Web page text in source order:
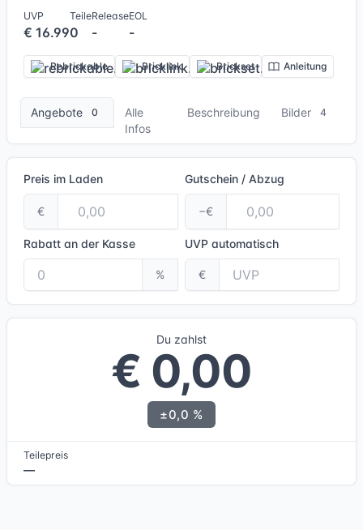
UVP
€ 16.99
Teile
0
Release
-
EOL
-
Rebrickable Bricklink Brickset Anleitung
Angebote 0
Alle
Infos
Beschreibung Bilder 4
Preis im Laden
€
Gutschein / Abzug
−€
Rabatt an der Kasse
%
UVP automatisch
€
Du zahlst
€ 0,00
±0,0 %
Teilepreis
—